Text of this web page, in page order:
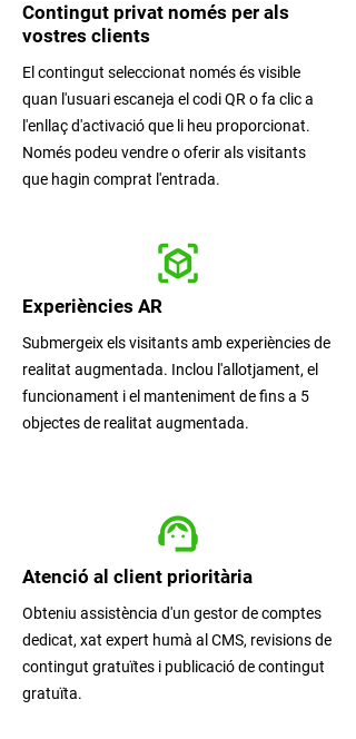
Contingut privat només per als
vostres clients
El contingut seleccionat només és visible
quan l'usuari escaneja el codi QR o fa clic a
l'enllaç d'activació que li heu proporcionat.
Només podeu vendre o oferir als visitants
que hagin comprat l'entrada.
Experiències AR
Submergeix els visitants amb experiències de
realitat augmentada. Inclou l'allotjament, el
funcionament i el manteniment de fins a 5
objectes de realitat augmentada.
Atenció al client prioritària
Obteniu assistència d'un gestor de comptes
dedicat, xat expert humà al CMS, revisions de
contingut gratuïtes i publicació de contingut
gratuïta.